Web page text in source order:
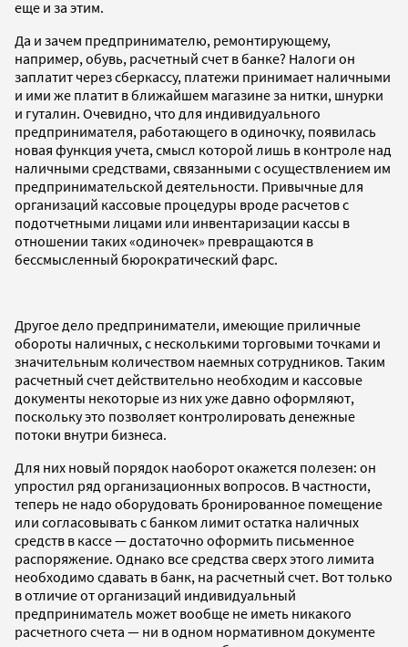
еще и за этим.
Да и зачем предпринимателю, ремонтирующему,
например, обувь, расчетный счет в банке? Налоги он
заплатит через сберкассу, платежи принимает наличными
и ими же платит в ближайшем магазине за нитки, шнурки
и гуталин. Очевидно, что для индивидуального
предпринимателя, работающего в одиночку, появилась
новая функция учета, смысл которой лишь в контроле над
наличными средствами, связанными с осуществлением им
предпринимательской деятельности. Привычные для
организаций кассовые процедуры вроде расчетов с
подотчетными лицами или инвентаризации кассы в
отношении таких «одиночек» превращаются в
бессмысленный бюрократический фарс.
Другое дело предприниматели, имеющие приличные
обороты наличных, с несколькими торговыми точками и
значительным количеством наемных сотрудников. Таким
расчетный счет действительно необходим и кассовые
документы некоторые из них уже давно оформляют,
поскольку это позволяет контролировать денежные
потоки внутри бизнеса.
Для них новый порядок наоборот окажется полезен: он
упростил ряд организационных вопросов. В частности,
теперь не надо оборудовать бронированное помещение
или согласовывать с банком лимит остатка наличных
средств в кассе — достаточно оформить письменное
распоряжение. Однако все средства сверх этого лимита
необходимо сдавать в банк, на расчетный счет. Вот только
в отличие от организаций индивидуальный
предприниматель может вообще не иметь никакого
расчетного счета — ни в одном нормативном документе